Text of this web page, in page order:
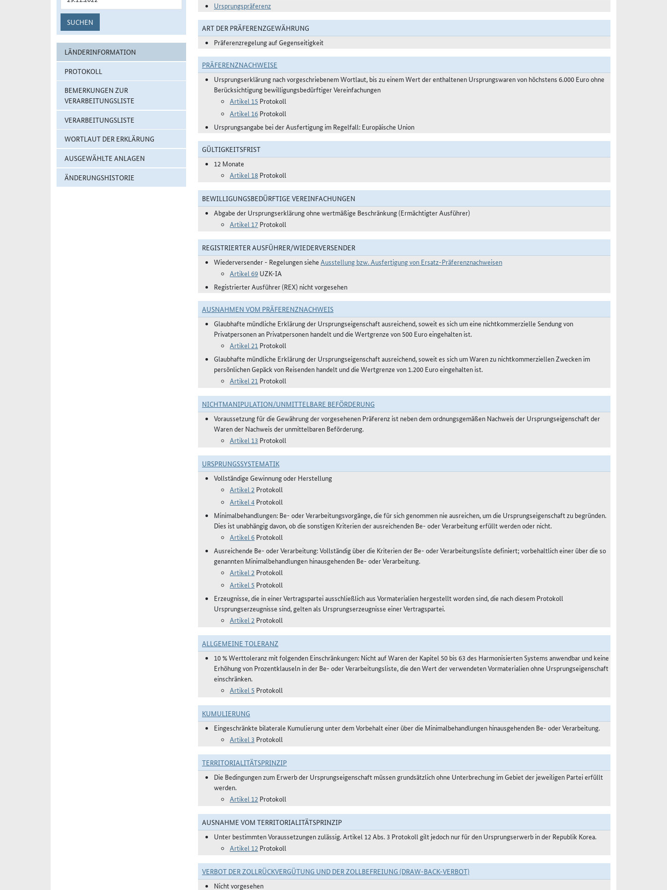
SUCHEN
LÄNDERINFORMATION
PROTOKOLL
BEMERKUNGEN ZUR
VERARBEITUNGSLISTE
VERARBEITUNGSLISTE
WORTLAUT DER ERKLÄRUNG
AUSGEWÄHLTE ANLAGEN
ÄNDERUNGSHISTORIE
Ursprungspräferenz
ART DER PRÄFERENZGEWÄHRUNG
Präferenzregelung auf Gegenseitigkeit
PRÄFERENZNACHWEISE
Ursprungserklärung nach vorgeschriebenem Wortlaut, bis zu einem Wert der enthaltenen Ursprungswaren von höchstens 6.000 Euro ohne
Berücksichtigung bewilligungsbedürftiger Vereinfachungen
Artikel 15 Protokoll
Artikel 16 Protokoll
Ursprungsangabe bei der Ausfertigung im Regelfall: Europäische Union
GÜLTIGKEITSFRIST
12 Monate
Artikel 18 Protokoll
BEWILLIGUNGSBEDÜRFTIGE VEREINFACHUNGEN
Abgabe der Ursprungserklärung ohne wertmäßige Beschränkung (Ermächtigter Ausführer)
Artikel 17 Protokoll
REGISTRIERTER AUSFÜHRER/WIEDERVERSENDER
Wiederversender - Regelungen siehe Ausstellung bzw. Ausfertigung von Ersatz-Präferenznachweisen
Artikel 69 UZK-IA
Registrierter Ausführer (REX) nicht vorgesehen
AUSNAHMEN VOM PRÄFERENZNACHWEIS
Glaubhafte mündliche Erklärung der Ursprungseigenschaft ausreichend, soweit es sich um eine nichtkommerzielle Sendung von
Privatpersonen an Privatpersonen handelt und die Wertgrenze von 500 Euro eingehalten ist.
Artikel 21 Protokoll
Glaubhafte mündliche Erklärung der Ursprungseigenschaft ausreichend, soweit es sich um Waren zu nichtkommerziellen Zwecken im
persönlichen Gepäck von Reisenden handelt und die Wertgrenze von 1.200 Euro eingehalten ist.
Artikel 21 Protokoll
NICHTMANIPULATION/UNMITTELBARE BEFÖRDERUNG
Voraussetzung für die Gewährung der vorgesehenen Präferenz ist neben dem ordnungsgemäßen Nachweis der Ursprungseigenschaft der
Waren der Nachweis der unmittelbaren Beförderung.
Artikel 13 Protokoll
URSPRUNGSSYSTEMATIK
Vollständige Gewinnung oder Herstellung
Artikel 2 Protokoll
Artikel 4 Protokoll
Minimalbehandlungen: Be- oder Verarbeitungsvorgänge, die für sich genommen nie ausreichen, um die Ursprungseigenschaft zu begründen.
Dies ist unabhängig davon, ob die sonstigen Kriterien der ausreichenden Be- oder Verarbeitung erfüllt werden oder nicht.
Artikel 6 Protokoll
Ausreichende Be- oder Verarbeitung: Vollständig über die Kriterien der Be- oder Verarbeitungsliste definiert; vorbehaltlich einer über die so
genannten Minimalbehandlungen hinausgehenden Be- oder Verarbeitung.
Artikel 2 Protokoll
Artikel 5 Protokoll
Erzeugnisse, die in einer Vertragspartei ausschließlich aus Vormaterialien hergestellt worden sind, die nach diesem Protokoll
Ursprungserzeugnisse sind, gelten als Ursprungserzeugnisse einer Vertragspartei.
Artikel 2 Protokoll
ALLGEMEINE TOLERANZ
10 % Werttoleranz mit folgenden Einschränkungen: Nicht auf Waren der Kapitel 50 bis 63 des Harmonisierten Systems anwendbar und keine
Erhöhung von Prozentklauseln in der Be- oder Verarbeitungsliste, die den Wert der verwendeten Vormaterialien ohne Ursprungseigenschaft
einschränken.
Artikel 5 Protokoll
KUMULIERUNG
Eingeschränkte bilaterale Kumulierung unter dem Vorbehalt einer über die Minimalbehandlungen hinausgehenden Be- oder Verarbeitung.
Artikel 3 Protokoll
TERRITORIALITÄTSPRINZIP
Die Bedingungen zum Erwerb der Ursprungseigenschaft müssen grundsätzlich ohne Unterbrechung im Gebiet der jeweiligen Partei erfüllt
werden.
Artikel 12 Protokoll
AUSNAHME VOM TERRITORIALITÄTSPRINZIP
Unter bestimmten Voraussetzungen zulässig. Artikel 12 Abs. 3 Protokoll gilt jedoch nur für den Ursprungserwerb in der Republik Korea.
Artikel 12 Protokoll
VERBOT DER ZOLLRÜCKVERGÜTUNG UND DER ZOLLBEFREIUNG (DRAW-BACK-VERBOT)
Nicht vorgesehen